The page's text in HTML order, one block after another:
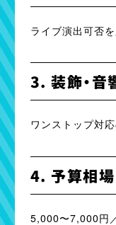
ライブ演出可否を
3. 装飾・音
ワンストップ対
4. 予算相場
5,000〜7,000円